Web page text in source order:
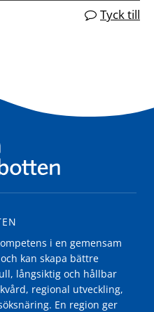
Tyck till
i en gemensam
kan skapa bättre
långsiktig och hållbar
regional utveckling,
En region ger